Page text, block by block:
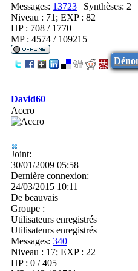
Messages: 13723 | Synthèses: 2
Niveau : 71; EXP : 82
HP : 708 / 1770
MP : 4574 / 109215
David60
Accro
Joint:
30/01/2009 05:58
Dernière connexion:
24/03/2015 10:11
De beauvais
Groupe :
Utilisateurs enregistrés
Utilisateurs enregistrés
Messages: 340
Niveau : 17; EXP : 22
HP : 0 / 405